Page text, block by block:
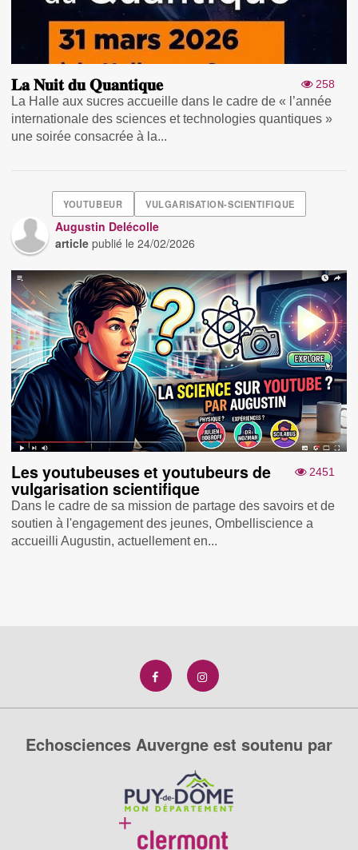
258
𝐋𝐚 𝐍𝐮𝐢𝐭 𝐝𝐮 𝐐𝐮𝐚𝐧𝐭𝐢𝐪𝐮𝐞
La Halle aux sucres accueille dans le cadre de « l’année
internationale des sciences et technologies quantiques »
une soirée consacrée à la...
YOUTUBEUR VULGARISATION-SCIENTIFIQUE
Augustin Delécolle
article publié le24/02/2026
2451
Les youtubeuses et youtubeurs de
vulgarisation scientifique
Dans le cadre de sa mission de partage des savoirs et de
soutien à l'engagement des jeunes, Ombelliscience a
accueilli Augustin, actuellement en...
Echosciences Auvergne est soutenu par